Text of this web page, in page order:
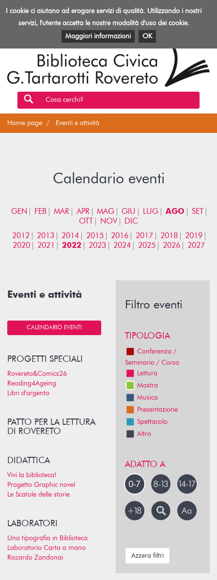
Toggle
Biblioteca
Rovereto
EVENTI E ATTIVITÀ PATRIMONIO E RISORSE
Cosa cerchi?
Home page Eventi e attività
Calendario eventi
GEN FEB MAR APR MAG GIU LUG AGO
SET
OTT
NOV
DIC
2012
2013 2014 2015 2016 2017 2018
2019
2020
2021 2022 2023 2024 2025 2026 2027
Eventi e attività
CALENDARIO EVENTI
PROGETTI SPECIALI
Rovereto&Comics26
Reading4Ageing
Libri d'argento
PATTO PER LA LETTURA
DI ROVERETO
DIDATTICA
Vivi la biblioteca!
Progetto Graphic novel
Le Scatole delle storie
LABORATORI
Una tipografia in Biblioteca
Laboratorio Carta a mano
Riccardo Zandonai
Filtro eventi
TIPOLOGIA
Conferenza /
Seminario / Corso
Lettura
Mostra
Musica
Presentazione
Spettacolo
Altro
ADATTO A
Azzera filtri
I cookie ci aiutano ad erogare servizi di qualità. Utilizzando i nostri
servizi, l'utente accetta le nostre modalità d'uso dei cookie.
Maggiori informazioni
OK